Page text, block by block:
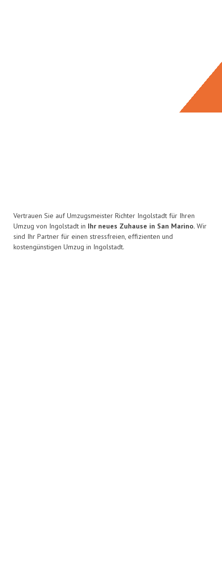
Vertrauen Sie auf Umzugsmeister Richter Ingolstadt für Ihren
Umzug von Ingolstadt in Ihr neues Zuhause in San Marino. Wir
sind Ihr Partner für einen stressfreien, effizienten und
kostengünstigen Umzug in Ingolstadt.